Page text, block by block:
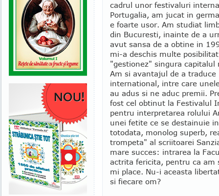
cadrul unor festivaluri
Portugalia, am jucat in
e foarte usor. Am studiat
din Bucuresti, inainte de a
avut sansa de a obtine in
mi-a deschis multe
"gestionez" singura
Am si avantajul de a
international, intre care
au adus si ne aduc premii.
fost cel obtinut la Festivalul
pentru interpretarea rolului
unei fetite ce se destainuie
totodata, monolog superb,
trompeta" al scriitoarei
mare succes: intrarea la
actrita fericita, pentru ca am
mi place. Nu-i aceasta
si fiecare om?